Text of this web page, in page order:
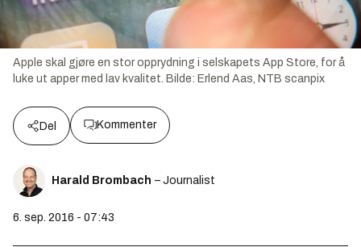
Apple skal gjøre en stor opprydning i selskapets App Store, for å
luke ut apper med lav kvalitet. Bilde: Erlend Aas, NTB scanpix
Del Kommenter
Harald Brombach – Journalist
6. sep. 2016 - 07:43